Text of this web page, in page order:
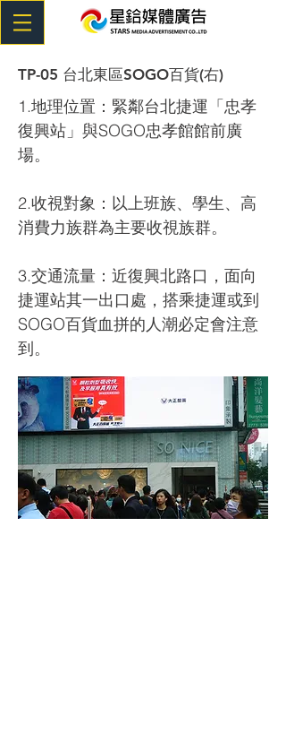
TP-05 台北東區SOGO百貨(右)
1.地理位置：緊鄰台北捷運「忠孝
復興站」與SOGO忠孝館館前廣
場。
2.收視對象：以上班族、學生、高
消費力族群為主要收視族群。
3.交通流量：近復興北路口，面向
捷運站其一出口處，搭乘捷運或到
SOGO百貨血拼的人潮必定會注意
到。